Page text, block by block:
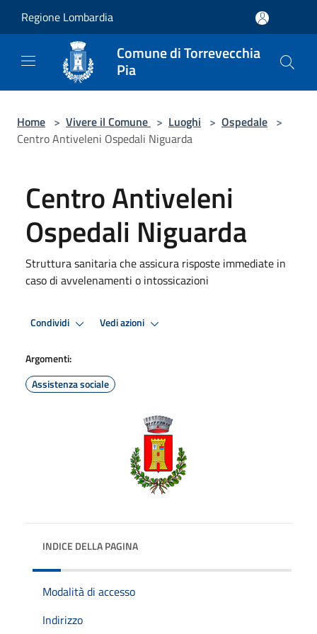
Regione Lombardia
Comune di Torrevecchia
Pia
Home > Vivere il Comune > Luoghi > Ospedale >
Centro Antiveleni Ospedali Niguarda
Centro Antiveleni
Ospedali Niguarda
Struttura sanitaria che assicura risposte immediate in
caso di avvelenamenti o intossicazioni
Condividi Vedi azioni
Argomenti:
Assistenza sociale
INDICE DELLA PAGINA
Modalità di accesso
Indirizzo